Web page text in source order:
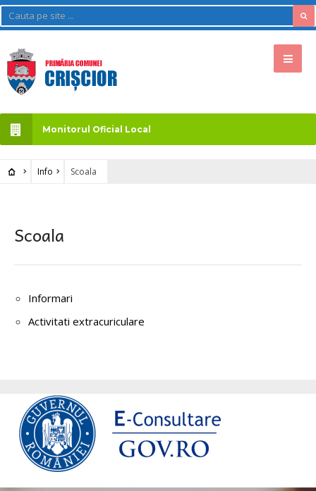
Monitorul Oficial Local
Info Scoala
Scoala
Informari
Activitati extracuriculare